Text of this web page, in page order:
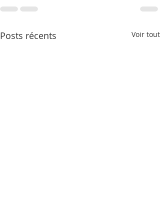
Posts récents Voir tout